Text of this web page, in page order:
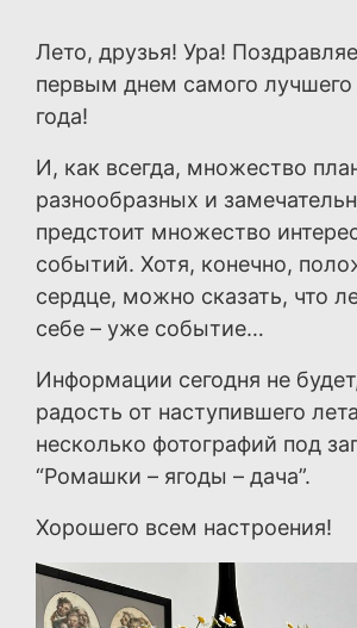
Лето, друзья! Ура!
первым днем самого
года!
И, как всегда, множество
разнообразных и
предстоит множество
событий. Хотя, конечно,
сердце, можно сказать, что
себе – уже событие…
Информации сегодня не
радость от наступившего
несколько фотографий под
“Ромашки – ягоды – дача”.
Хорошего всем настроения!